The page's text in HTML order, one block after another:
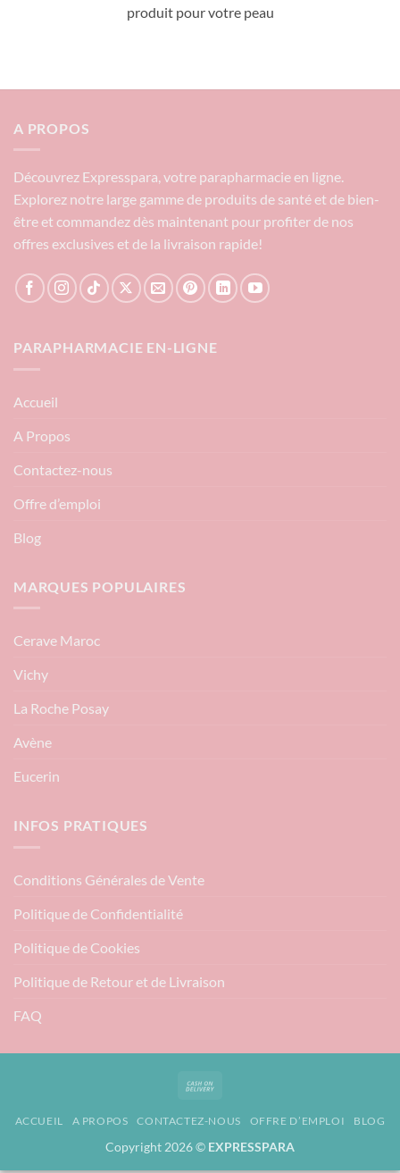
produit pour votre peau
A PROPOS
Découvrez Expresspara, votre parapharmacie en ligne.
Explorez notre large gamme de produits de santé et de bien-
être et commandez dès maintenant pour profiter de nos
offres exclusives et de la livraison rapide!
PARAPHARMACIE EN-LIGNE
Accueil
A Propos
Contactez-nous
Offre d’emploi
Blog
MARQUES POPULAIRES
Cerave Maroc
Vichy
La Roche Posay
Avène
Eucerin
INFOS PRATIQUES
Conditions Générales de Vente
Politique de Confidentialité
Politique de Cookies
Politique de Retour et de Livraison
FAQ
Delivery
ACCUEIL A PROPOS CONTACTEZ-NOUS OFFRE D’EMPLOI BLOG
Copyright 2026 © EXPRESSPARA